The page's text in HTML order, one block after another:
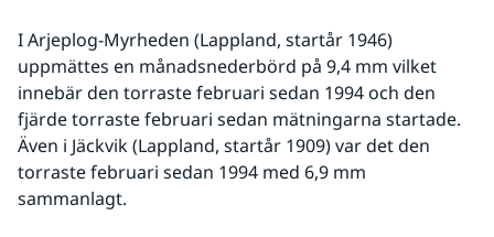
I Arjeplog-Myrheden (Lappland, startår 1946)
uppmättes en månadsnederbörd på 9,4 mm vilket
innebär den torraste februari sedan 1994 och den
fjärde torraste februari sedan mätningarna startade.
Även i Jäckvik (Lappland, startår 1909) var det den
torraste februari sedan 1994 med 6,9 mm
sammanlagt.